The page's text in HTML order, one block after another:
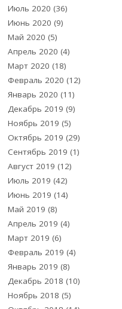
Июль 2020 (36)
Июнь 2020 (9)
Май 2020 (5)
Апрель 2020 (4)
Март 2020 (18)
Февраль 2020 (12)
Январь 2020 (11)
Декабрь 2019 (9)
Ноябрь 2019 (5)
Октябрь 2019 (29)
Сентябрь 2019 (1)
Август 2019 (12)
Июль 2019 (42)
Июнь 2019 (14)
Май 2019 (8)
Апрель 2019 (4)
Март 2019 (6)
Февраль 2019 (4)
Январь 2019 (8)
Декабрь 2018 (10)
Ноябрь 2018 (5)